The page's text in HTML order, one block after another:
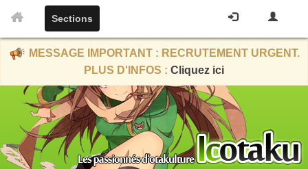
Sections
MESSAGE IMPORTANT : RECRUTEMENT URGENT.
PLUS D'INFOS : Cliquez ici